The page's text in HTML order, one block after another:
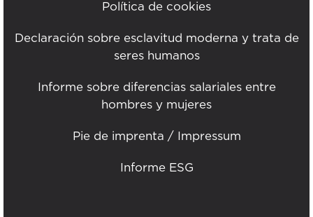
Política de cookies
Declaración sobre esclavitud moderna y trata de
seres humanos
Informe sobre diferencias salariales entre
hombres y mujeres
Pie de imprenta / Impressum
Informe ESG